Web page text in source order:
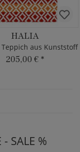
HALIA
aus Kunststoff
205,00 € *
SALE %